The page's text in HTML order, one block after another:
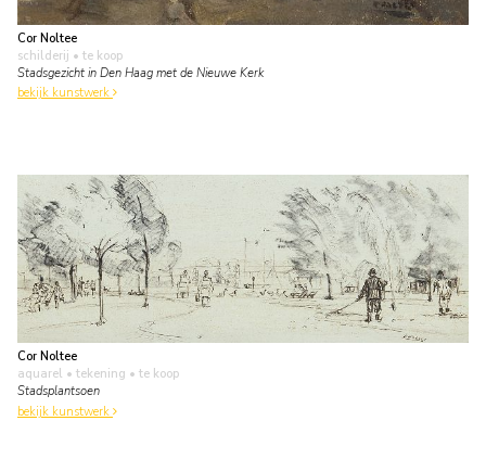
Cor Noltee
schilderij • te koop
Stadsgezicht in Den Haag met de Nieuwe Kerk
bekijk kunstwerk
Cor Noltee
aquarel • tekening • te koop
Stadsplantsoen
bekijk kunstwerk